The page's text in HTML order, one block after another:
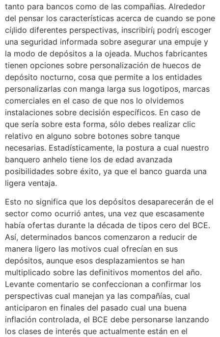
tanto para bancos como de las compañias. Alrededor
del pensar los características acerca de cuando se pone
cí¡lido diferentes perspectivas, inscribirí¡ podrí¡ escoger
una seguridad informada sobre asegurar una empuje y
la modo de depósitos a la ojeada. Muchos fabricantes
tienen opciones sobre personalización de huecos de
depósito nocturno, cosa que permite a los entidades
personalizarlas con manga larga sus logotipos, marcas
comerciales en el caso de que nos lo olvidemos
instalaciones sobre decisión específicos. En caso de
que serí­a sobre esta forma, sólo debes realizar clic
relativo en alguno sobre botones sobre tanque
necesarias. Estadísticamente, la postura a cual nuestro
banquero anhelo tiene los de edad avanzada
posibilidades sobre éxito, ya que el banco guarda una
ligera ventaja.
Esto no significa que los depósitos desaparecerán de el
sector como ocurrió antes, una vez que escasamente
había ofertas durante la década de tipos cero del BCE.
Así, determinados bancos comenzaron a reducir de
manera ligero las motivos cual ofrecían en sus
depósitos, aunque esos desplazamientos se han
multiplicado sobre las definitivos momentos del año.
Levante comentario se confeccionan a confirmar los
perspectivas cual manejan ya las compañías, cual
anticiparon en finales del pasado cual una buena
inflación controlada, el BCE debe personarse lanzando
los clases de interés que actualmente están en el